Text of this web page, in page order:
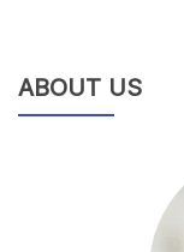
ABOUT US